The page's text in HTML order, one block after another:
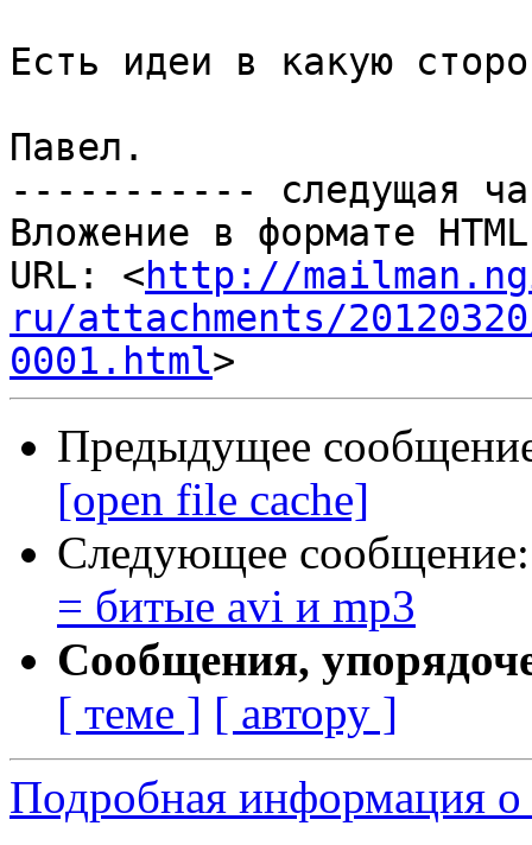
Есть идеи в какую
Павел.
----------- следущая
Вложение в формате
URL: <http://
ru/attachments/
0001.html
Предыдущее
[open file cache]
Следующее
= битые avi и mp3
Сообщения,
[ теме ] [ автору ]
Подробная информация